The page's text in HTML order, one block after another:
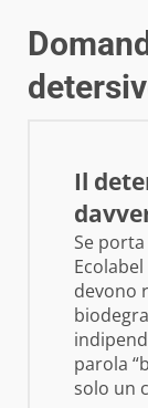
Il
Se
Ecolabel
devono
parola
solo un